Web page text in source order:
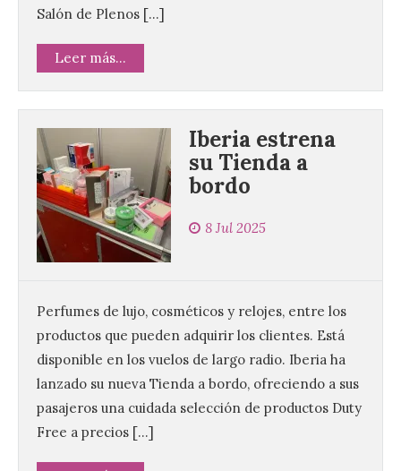
Salón de Plenos […]
Leer más...
Iberia estrena
su Tienda a
bordo
8 Jul 2025
Perfumes de lujo, cosméticos y relojes, entre los
productos que pueden adquirir los clientes. Está
disponible en los vuelos de largo radio. Iberia ha
lanzado su nueva Tienda a bordo, ofreciendo a sus
pasajeros una cuidada selección de productos Duty
Free a precios […]
El Ayuntamiento de La
Bañeza presenta el
Festival One More Time,
una cita con la música de
los 80 y 90 para el 16 de
agosto en la Plaza Mayor.
domingo 16 de agosto, a
partir de las 23:00 horas,
en la Plaza Mayor de la
ciudad. El Salón de Plenos
del Ayuntamiento de La Bañeza ha
acogido esta mañana la presentación